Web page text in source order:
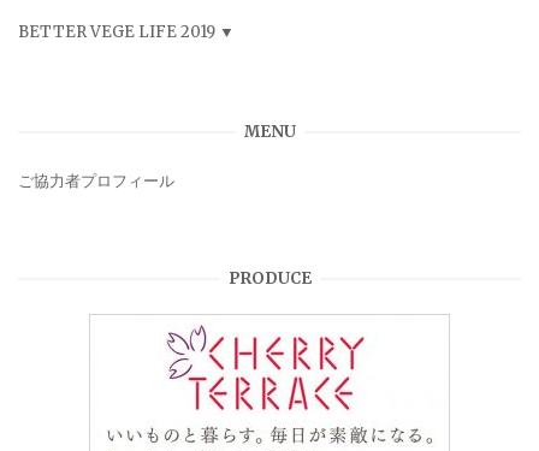
BETTER VEGE LIFE 2019
MENU
ご協力者プロフィール
PRODUCE